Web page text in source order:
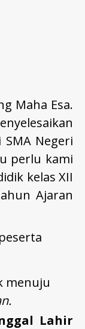
Maha Esa.
Negeri
perlu kami
kelas XII
Ajaran
menuju
Lahir